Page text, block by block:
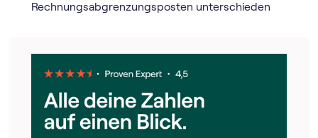
Rechnungsabgrenzungsposten unterschieden